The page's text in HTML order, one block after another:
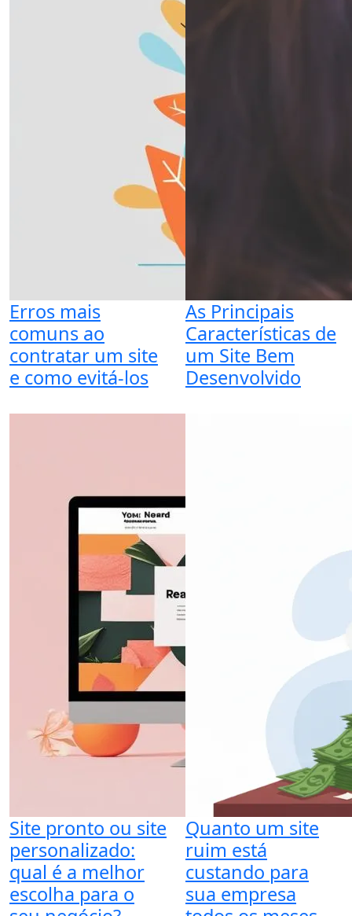
Erros mais
comuns ao
contratar um site
e como evitá-los
As Principais
Características de
um Site Bem
Desenvolvido
Site pronto ou site
personalizado:
qual é a melhor
escolha para o
Quanto um site
ruim está
custando para
sua empresa